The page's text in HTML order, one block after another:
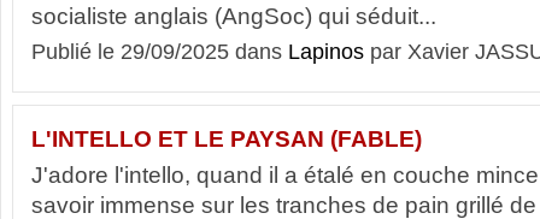
socialiste anglais (AngSoc) qui séduit...
Publié le 29/09/2025 dans Lapinos par Xavier
L'INTELLO ET LE PAYSAN (FABLE)
J'adore l'intello, quand il a étalé en couche
savoir immense sur les tranches de pain grillé